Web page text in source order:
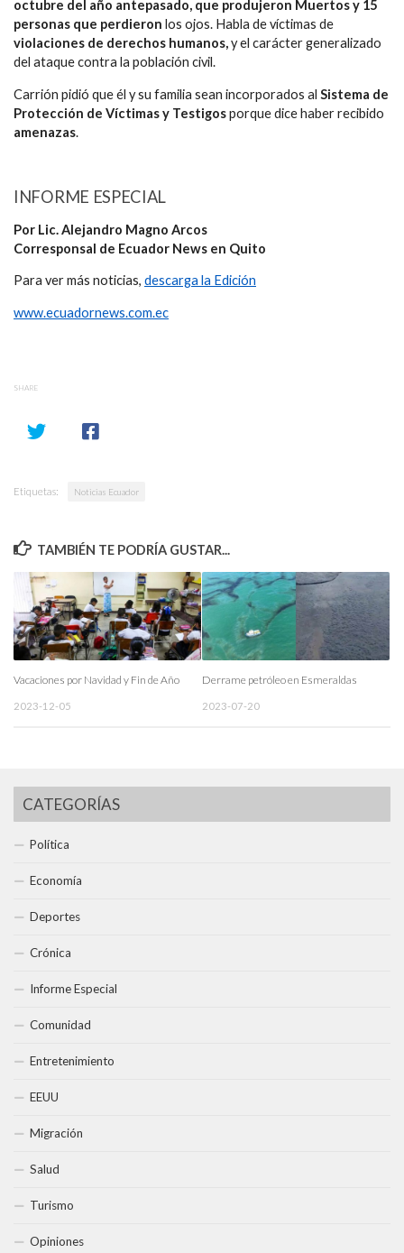
octubre del año antepasado, que produjeron Muertos y 15
personas que perdieron los ojos. Habla de víctimas de
violaciones de derechos humanos,y el carácter generalizado
del ataque contra la población civil.
Carrión pidió que él y su familia sean incorporados al Sistema de
Protección de Víctimas y Testigosporque dice haber recibido
amenazas.
INFORME ESPECIAL
Por Lic. Alejandro Magno Arcos
Corresponsal de Ecuador News en Quito
Para ver más noticias, descarga la Edición
www.ecuadornews.com.ec
SHARE
Etiquetas: Noticias Ecuador
TAMBIÉN TE PODRÍA GUSTAR...
Vacaciones por Navidad y Fin de Año
2023-12-05
Derrame petróleo en Esmeraldas
2023-07-20
CATEGORÍAS
Política
Economía
Deportes
Crónica
Informe Especial
Comunidad
Entretenimiento
EEUU
Migración
Salud
Turismo
Opiniones